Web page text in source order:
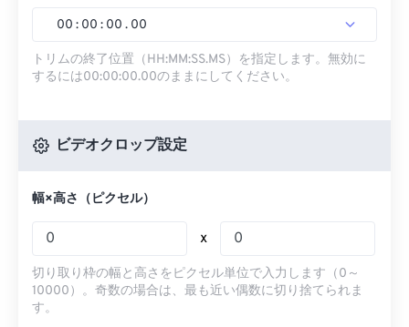
00 : 00 : 00 . 00
トリムの終了位置（HH:MM:SS.MS）を指定します。無効に
するには00:00:00.00のままにしてください。
ビデオクロップ設定
幅×高さ（ピクセル）
x
切り取り枠の幅と高さをピクセル単位で入力します（0～
10000）。奇数の場合は、最も近い偶数に切り捨てられま
す。